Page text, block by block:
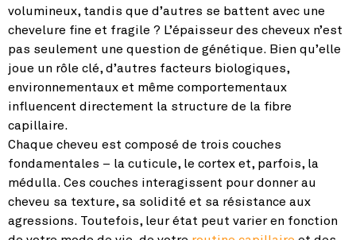
volumineux, tandis que d’autres se battent avec une
chevelure fine et fragile ? L’épaisseur des cheveux n’est
pas seulement une question de génétique. Bien qu’elle
joue un rôle clé, d’autres facteurs biologiques,
environnementaux et même comportementaux
influencent directement la structure de la fibre
capillaire.
Chaque cheveu est composé de trois couches
fondamentales – la cuticule, le cortex et, parfois, la
médulla. Ces couches interagissent pour donner au
cheveu sa texture, sa solidité et sa résistance aux
agressions. Toutefois, leur état peut varier en fonction